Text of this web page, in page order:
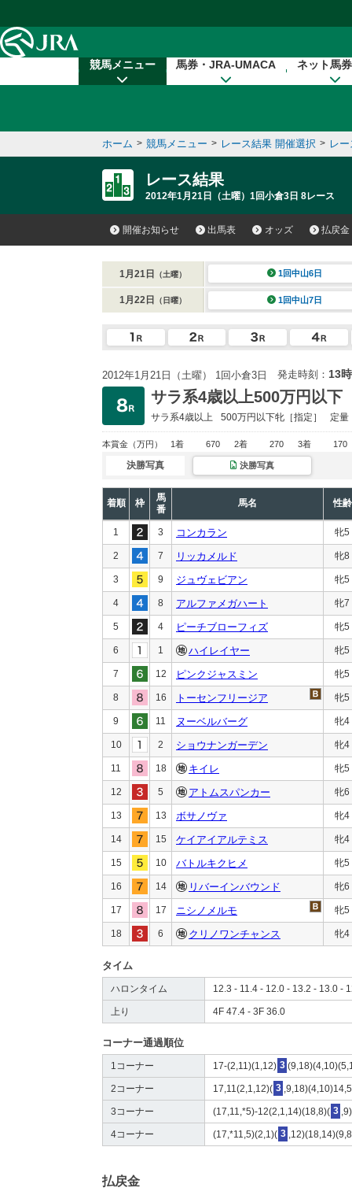
競馬メニュー 馬券・JRA-UMACA ネット馬
ホーム > 競馬メニュー > レース結果 開催選択 > レ
レース結果
2012年1月21日（土曜）1回小倉3日 8レース
開催お知らせ 出馬表 オッズ 払戻金
1月21日 （土曜） 1回中山6日
1月22日 （日曜） 1回中山7日
2012年1月21日（土曜） 1回小倉3日 発走時刻： 13
サラ系4歳以上500万円以下
サラ系4歳以上 500万円以下牝［指定］ 定量
本賞金 （万円） 1着 670 2着 270 3着 170
決勝写真 決勝写真
着順 枠
馬
番
馬名 性齢
1 3 コンカラン 牝5
2 7 リッカメルド 牝8
3 9 ジュヴェビアン 牝5
4 8 アルファメガハート 牝7
5 4 ピーチブローフィズ 牝5
6 1 ハイレイヤー 牝5
7 12 ピンクジャスミン 牝5
8 16 トーセンフリージア 牝5
9 11 ヌーベルバーグ 牝4
10 2 ショウナンガーデン 牝4
11 18 キイレ 牝5
12 5 アトムスパンカー 牝6
13 13 ボサノヴァ 牝4
14 15 ケイアイアルテミス 牝4
15 10 バトルキクヒメ 牝5
16 14 リバーインバウンド 牝6
17 17 ニシノメルモ 牝5
18 6 クリノワンチャンス 牝4
タイム
ハロンタイム 12.3 - 11.4 - 12.0 - 13.2 - 13.0 -
上り 4F 47.4 - 3F 36.0
コーナー通過順位
1コーナー 17-(2,11)(1,12) 3
2コーナー 17,11(2,1,12)( 3
3コーナー (17,11,*5)-12(2,1,14)(18,8)( 3
4コーナー (17,*11,5)(2,1)( 3
払戻金